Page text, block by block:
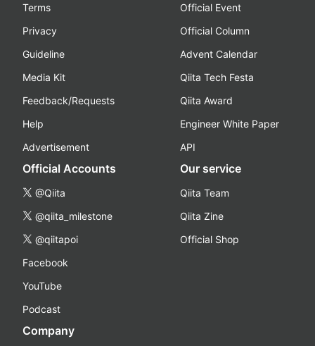
Terms
Privacy
Guideline
Media Kit
Feedback/Requests
Help
Advertisement
Official Event
Official Column
Advent Calendar
Qiita Tech Festa
Qiita Award
Engineer White Paper
API
Official Accounts
@Qiita
@qiita_milestone
@qiitapoi
Facebook
YouTube
Podcast
Our service
Qiita Team
Qiita Zine
Official Shop
Company